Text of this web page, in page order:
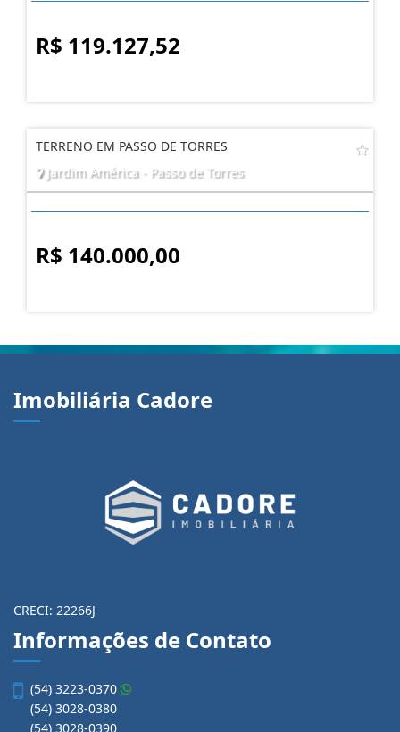
R$ 119.127,52
TERRENO EM PASSO DE TORRES
Jardim América - Passo de Torres
R$ 140.000,00
Imobiliária Cadore
CRECI: 22266J
Informações de Contato
(54) 3223-0370
(54) 3028-0380
(54) 3028-0390